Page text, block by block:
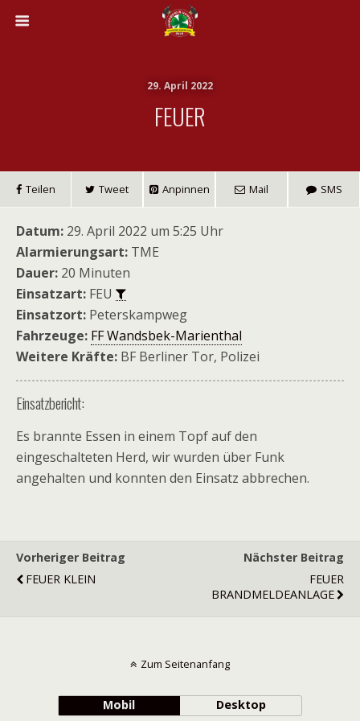
29. April 2022
FEUER
Teilen Tweet Anpinnen Mail SMS
Datum: 29. April 2022 um 5:25 Uhr
Alarmierungsart: TME
Dauer: 20 Minuten
Einsatzart: FEU
Einsatzort: Peterskampweg
Fahrzeuge: FF Wandsbek-Marienthal
Weitere Kräfte: BF Berliner Tor, Polizei
Einsatzbericht:
Es brannte Essen in einem Topf auf den
eingeschalteten Herd, wir wurden über Funk
angehalten und konnten den Einsatz abbrechen.
Vorheriger Beitrag
FEUER KLEIN
Nächster Beitrag
FEUER
BRANDMELDEANLAGE
Zum Seitenanfang
Mobil Desktop